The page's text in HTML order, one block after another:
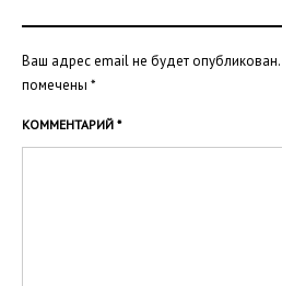
Ваш адрес email не будет опубликован.
помечены *
КОММЕНТАРИЙ *